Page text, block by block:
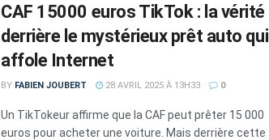
CAF 15000 euros TikTok : la vérité
derrière le mystérieux prêt auto qui
affole Internet
BY FABIEN JOUBERT 28 AVRIL 2025 À 13H33 0
Un TikTokeur affirme que la CAF peut prêter 15 000
euros pour acheter une voiture. Mais derrière cette